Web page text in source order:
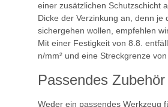
einer zusätzlichen Schutzschicht
Dicke der Verzinkung an, denn
sichergehen wollen, empfehlen
Mit einer Festigkeit von 8.8.
n/mm² und eine Streckgrenze
Passendes Zubehör
Weder ein passendes Werkzeug